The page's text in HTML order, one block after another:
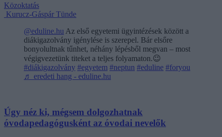
Közoktatás
Kurucz-Gáspár Tünde
@eduline.hu Az első egyetemi ügyintézések között a
diákigazolvány igénylése is szerepel. Bár elsőre
bonyolultnak tűnhet, néhány lépésből megvan – most
végigvezetünk titeket a teljes folyamaton.😉
#diákigazolvány #egyetem #neptun #eduline #foryou
♬ eredeti hang - eduline.hu
Úgy néz ki, mégsem dolgozhatnak
óvodapedagógusként az óvodai nevelők